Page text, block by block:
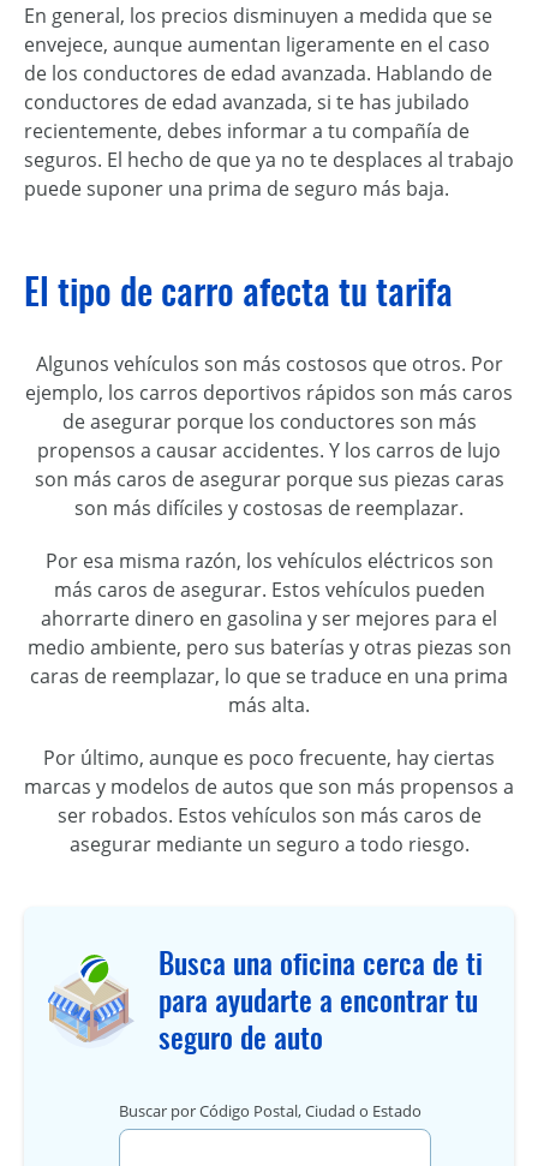
En general, los precios disminuyen a medida que se
envejece, aunque aumentan ligeramente en el caso
de los conductores de edad avanzada. Hablando de
conductores de edad avanzada, si te has jubilado
recientemente, debes informar a tu compañía de
seguros. El hecho de que ya no te desplaces al trabajo
puede suponer una prima de seguro más baja.
El tipo de carro afecta tu tarifa
Algunos vehículos son más costosos que otros. Por
ejemplo, los carros deportivos rápidos son más caros
de asegurar porque los conductores son más
propensos a causar accidentes. Y los carros de lujo
son más caros de asegurar porque sus piezas caras
son más difíciles y costosas de reemplazar.
Por esa misma razón, los vehículos eléctricos son
más caros de asegurar. Estos vehículos pueden
ahorrarte dinero en gasolina y ser mejores para el
medio ambiente, pero sus baterías y otras piezas son
caras de reemplazar, lo que se traduce en una prima
más alta.
Por último, aunque es poco frecuente, hay ciertas
marcas y modelos de autos que son más propensos a
ser robados. Estos vehículos son más caros de
asegurar mediante un seguro a todo riesgo.
Busca una oficina cerca de ti
para ayudarte a encontrar tu
seguro de auto
Buscar por Código Postal, Ciudad o Estado